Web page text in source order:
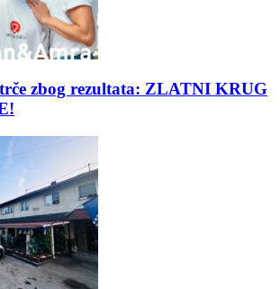
zbog rezultata: ZLATNI KRUG